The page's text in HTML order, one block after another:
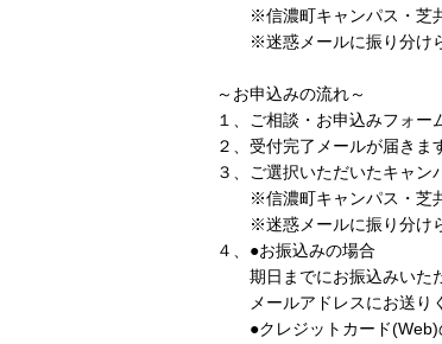
※信濃町キャンパス・芝共
※迷惑メールに振り分けら
～お申込みの流れ～
１、ご相談・お申込みフォー
２、受付完了メールが届き
３、ご選択いただいたキャン
※信濃町キャンパス・芝共
※迷惑メールに振り分けら
４、●お振込みの場合
期日までにお振込みいただ
メールアドレスにお送りく
●クレジットカード(Web)